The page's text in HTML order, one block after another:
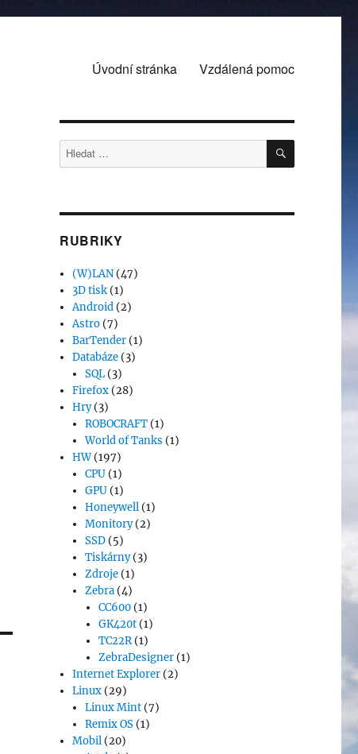
Úvodní stránka Vzdálená pomoc
Hledat: HLEDÁNÍ
RUBRIKY
(W)LAN (47)
3D tisk (1)
Android (2)
Astro (7)
BarTender (1)
Databáze (3)
SQL (3)
Firefox (28)
Hry(3)
ROBOCRAFT (1)
World of Tanks (1)
HW(197)
CPU (1)
GPU (1)
Honeywell (1)
Monitory(2)
SSD (5)
Tiskárny(3)
Zdroje (1)
Zebra (4)
CC600(1)
GK420t(1)
TC22R(1)
ZebraDesigner(1)
Internet Explorer (2)
Linux (29)
Linux Mint (7)
Remix OS (1)
Mobil (20)